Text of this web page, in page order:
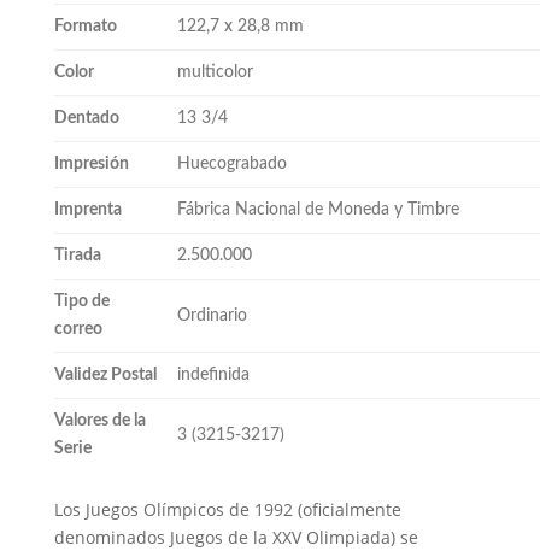
Formato 122,7 x 28,8 mm
Color multicolor
Dentado 13 3/4
Impresión Huecograbado
Imprenta Fábrica Nacional de Moneda y Timbre
Tirada 2.500.000
Tipo de
correo
Ordinario
Validez Postal indefinida
Valores de la
Serie
3 (3215-3217)
Los Juegos Olímpicos de 1992 (oficialmente
denominados Juegos de la XXV Olimpiada) se